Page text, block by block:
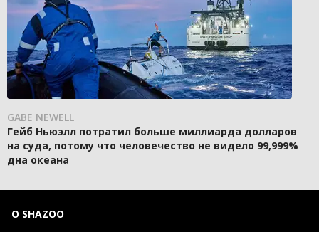
GABE NEWELL
Гейб Ньюэлл потратил больше миллиарда долларов
на суда, потому что человечество не видело 99,999%
дна океана
О SHAZOO